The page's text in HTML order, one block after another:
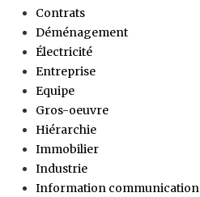
Contrats
Déménagement
Électricité
Entreprise
Equipe
Gros-oeuvre
Hiérarchie
Immobilier
Industrie
Information communication